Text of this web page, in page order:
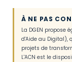
À NE PAS
La DGEN propose
d'Aide au Digital),
projets de
L'ACN est le